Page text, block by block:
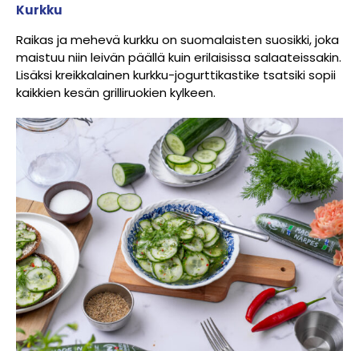
Kurkku
Raikas ja mehevä kurkku on suomalaisten suosikki, joka
maistuu niin leivän päällä kuin erilaisissa salaateissakin.
Lisäksi kreikkalainen kurkku-jogurttikastike tsatsiki sopii
kaikkien kesän grilliruokien kylkeen.